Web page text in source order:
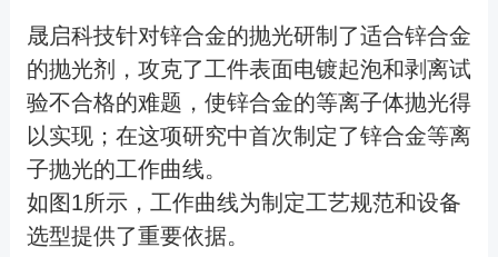
晟启科技针对锌合金的抛光研制了适合锌合金
的抛光剂，攻克了工件表面电镀起泡和剥离试
验不合格的难题，使锌合金的等离子体抛光得
以实现；在这项研究中首次制定了锌合金等离
子抛光的工作曲线。
如图1所示，工作曲线为制定工艺规范和设备
选型提供了重要依据。